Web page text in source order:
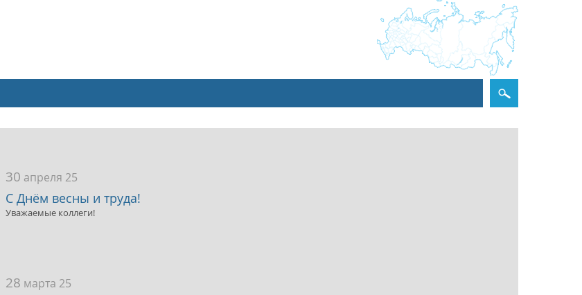
30 апреля 25
С Днём весны и труда!
Уважаемые коллеги!
28 марта 25